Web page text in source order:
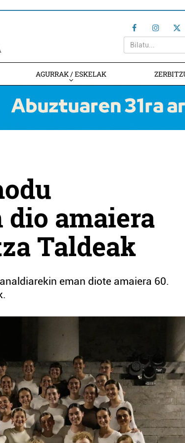
AGURRAK / ESKELAK
dio amaiera
Taldeak
eman diote amaiera 60.